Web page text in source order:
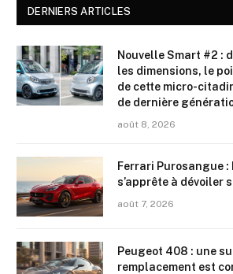
DERNIERS ARTICLES
Nouvelle Smart #2 :
les dimensions, le
de cette micro-
de dernière
août 8, 2026
Ferrari Purosangue :
s’apprête à dévoiler
août 7, 2026
Peugeot 408 : une
remplacement est